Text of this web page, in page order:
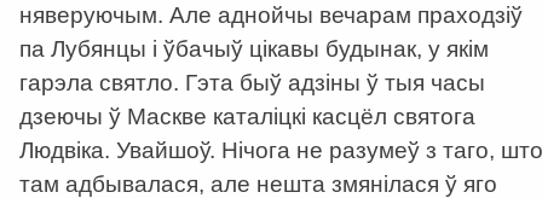
няверуючым. Але аднойчы вечарам праходзіў
па Лубянцы і ўбачыў цікавы будынак, у якім
гарэла святло. Гэта быў адзіны ў тыя часы
дзеючы ў Маскве каталіцкі касцёл святога
Людвіка. Увайшоў. Нічога не разумеў з таго, што
там адбывалася, але нешта змянілася ў яго